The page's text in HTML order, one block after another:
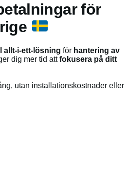
för
allt-i-ett-lösning för hantering av
dig mer tid attfokusera på ditt
utan installationskostnader eller